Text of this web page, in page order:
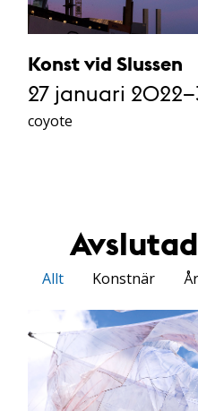
Konst vid Slussen
27 januari
coyote
Allt Konstnär År